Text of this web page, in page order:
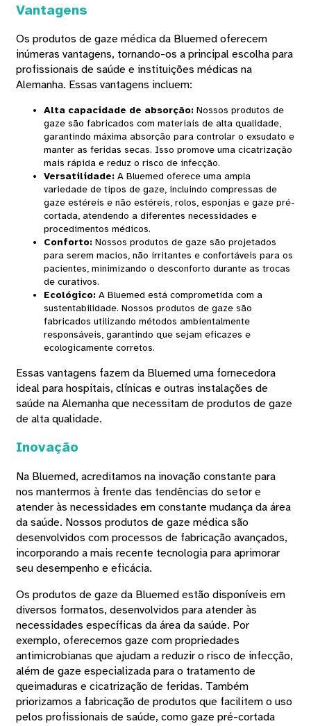
Vantagens
Os produtos de gaze médica da Bluemed ​​oferecem
inúmeras vantagens, tornando-os a principal escolha para
profissionais de saúde e instituições médicas na
Alemanha. Essas vantagens incluem:
Alta capacidade de absorção:Nossos produtos de
gaze são fabricados com materiais de alta qualidade,
garantindo máxima absorção para controlar o exsudato e
manter as feridas secas. Isso promove uma cicatrização
mais rápida e reduz o risco de infecção.
Versatilidade:A Bluemed ​​oferece uma ampla
variedade de tipos de gaze, incluindo compressas de
gaze estéreis e não estéreis, rolos, esponjas e gaze pré-
cortada, atendendo a diferentes necessidades e
procedimentos médicos.
Conforto: Nossos produtos de gaze são projetados
para serem macios, não irritantes e confortáveis ​​para os
pacientes, minimizando o desconforto durante as trocas
de curativos.
Ecológico:A Bluemed ​​está comprometida com a
sustentabilidade. Nossos produtos de gaze são
fabricados utilizando métodos ambientalmente
responsáveis, garantindo que sejam eficazes e
ecologicamente corretos.
Essas vantagens fazem da Bluemed ​​uma fornecedora
ideal para hospitais, clínicas e outras instalações de
saúde na Alemanha que necessitam de produtos de gaze
de alta qualidade.
Inovação
Na Bluemed, acreditamos na inovação constante para
nos mantermos à frente das tendências do setor e
atender às necessidades em constante mudança da área
da saúde. Nossos produtos de gaze médica são
desenvolvidos com processos de fabricação avançados,
incorporando a mais recente tecnologia para aprimorar
seu desempenho e eficácia.
Os produtos de gaze da Bluemed ​​estão disponíveis em
diversos formatos, desenvolvidos para atender às
necessidades específicas da área da saúde. Por
exemplo, oferecemos gaze com propriedades
antimicrobianas que ajudam a reduzir o risco de infecção,
além de gaze especializada para o tratamento de
queimaduras e cicatrização de feridas. Também
priorizamos a fabricação de produtos que facilitem o uso
pelos profissionais de saúde, como gaze pré-cortada